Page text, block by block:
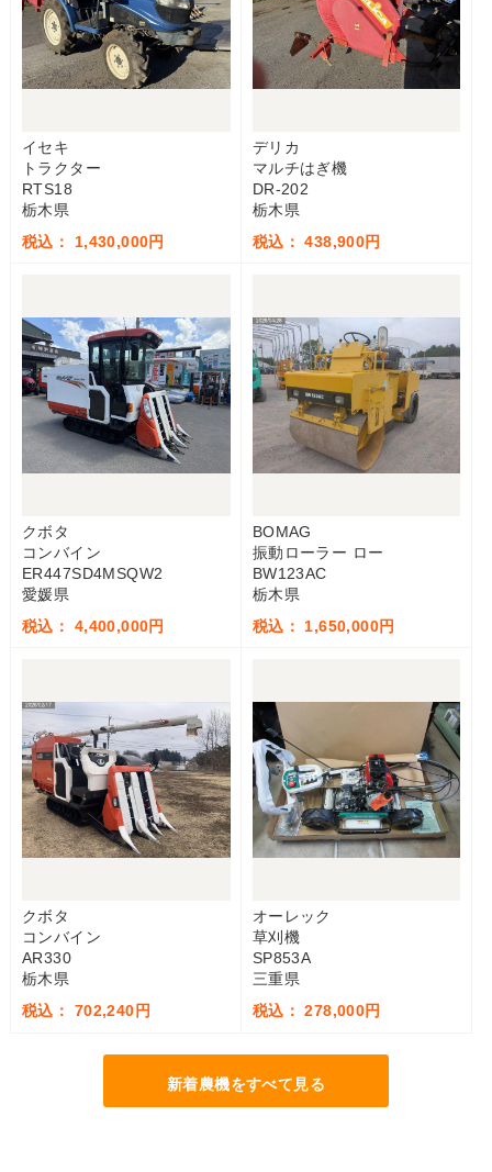
イセキ
トラクター
RTS18
栃木県
税込： 1,430,000円
デリカ
マルチはぎ機
DR-202
栃木県
税込： 438,900円
クボタ
コンバイン
ER447SD4MSQW2
愛媛県
税込： 4,400,000円
BOMAG
振動ローラー ロー
BW123AC
栃木県
税込： 1,650,000円
クボタ
コンバイン
AR330
栃木県
税込： 702,240円
オーレック
草刈機
SP853A
三重県
税込： 278,000円
新着農機をすべて見る